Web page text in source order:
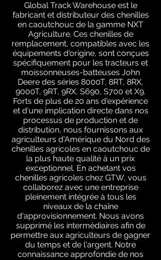
Global Track Warehouse est le
fabricant et distributeur des chenilles
en caoutchouc de la gamme NXT
Agriculture. Ces chenilles de
remplacement, compatibles avec les
équipements d'origine, sont conçues
spécifiquement pour les tracteurs et
moissonneuses-batteuses John
Deere des séries 8000T, 8RT, 8RX,
9000T, 9RT, 9RX, S690, S700 et X9.
Forts de plus de 20 ans d'expérience
et d'une implication directe dans nos
processus de production et de
distribution, nous fournissons aux
agriculteurs d'Amérique du Nord des
chenilles agricoles en caoutchouc de
la plus haute qualité à un prix
exceptionnel. En achetant vos
chenilles agricoles chez GTW, vous
collaborez avec une entreprise
pleinement intégrée à tous les
niveaux de la chaîne
d'approvisionnement. Nous avons
supprimé les intermédiaires afin de
permettre aux agriculteurs de gagner
du temps et de l'argent. Notre
connaissance approfondie de nos